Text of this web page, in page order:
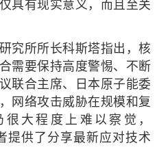
具有现实意义，而且至关
究所所长科斯塔指出，核
需要保持高度警惕、不断
联合主席、日本原子能委
网络攻击威胁在规模和复
大程度上难以察觉，
提供了分享最新应对技术